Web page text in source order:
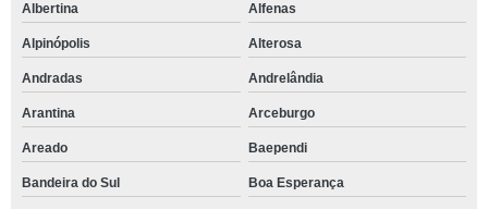
Albertina Alfenas
Alpinópolis Alterosa
Andradas Andrelândia
Arantina Arceburgo
Areado Baependi
Bandeira do Sul Boa Esperança